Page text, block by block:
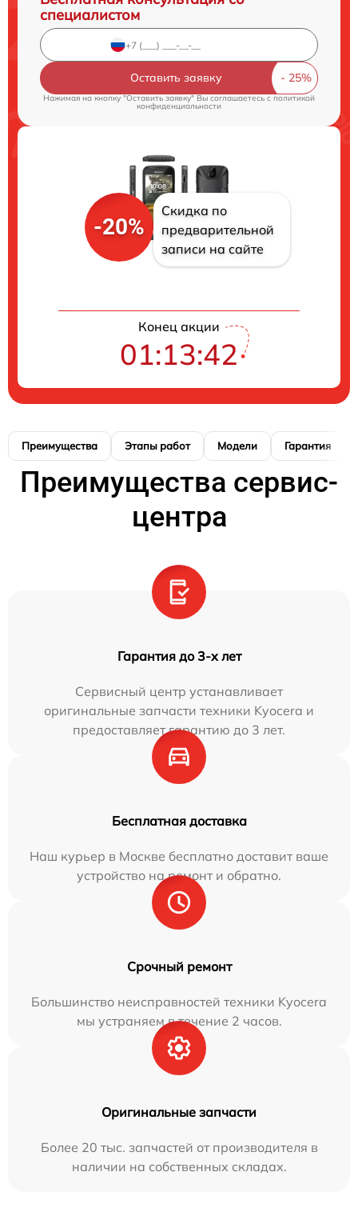
специалистом
Оставить заявку
Нажимая на кнопку "Оставить заявку" Вы соглашаетесь cполитикой
конфиденциальности
-20%
Скидка по
предварительной
записи на сайте
Конец акции
01:13:41
Преимущества Этапы работ Модели Гарантия
Преимущества сервис-
центра
Гарантия до 3-х лет
Сервисный центр устанавливает
оригинальные запчасти техники Kyocera и
предоставляет гарантию до 3 лет.
Бесплатная доставка
Наш курьер в Москве бесплатно доставит ваше
устройство на ремонт и обратно.
Срочный ремонт
Большинство неисправностей техники Kyocera
мы устраняем в течение 2 часов.
Оригинальные запчасти
Более 20 тыс. запчастей от производителя в
наличии на собственных складах.